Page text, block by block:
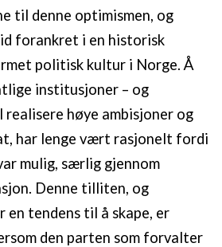
til denne optimismen, og
forankret i en historisk
politisk kultur i Norge. Å
institusjoner – og
høye ambisjoner og
har lenge vært rasjonelt fordi
mulig, særlig gjennom
Denne tilliten, og
en tendens til å skape, er
den parten som forvalter